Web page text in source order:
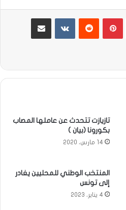
بينتيريست مشاركة عبر البريد
تازيازت تتحدث عن عاملها المصاب
بكورونا (بيان )
14 مارس، 2020
المنتخب الوطني للمحليين يغادر
إلى تونس
4 يناير، 2023